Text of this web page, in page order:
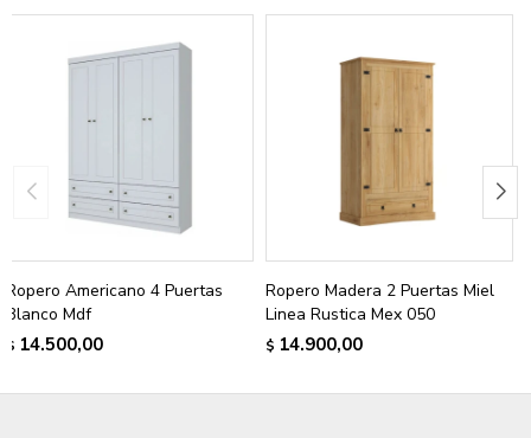
Ropero Americano 4 Puertas
Blanco Mdf
$ 14.500,00
Ropero Madera 2 Puertas Miel
Linea Rustica Mex 050
$ 14.900,00